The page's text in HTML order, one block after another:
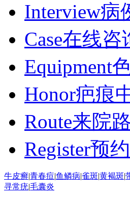
Interview病
Case在线咨
Equipment
Honor疤痕
Route来院
Register预
牛皮癣|青春痘|鱼鳞病|雀斑|黄褐斑|
寻常疣|毛囊炎